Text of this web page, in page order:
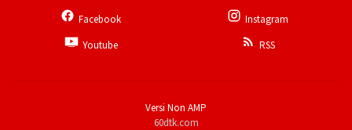
Facebook
Instagram
Youtube
RSS
Versi Non AMP
60dtk.com